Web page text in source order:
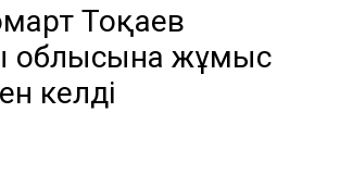
Тоқаев
облысына жұмыс
келді